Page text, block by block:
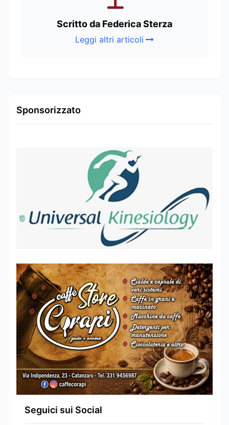
Scritto da Federica Sterza
Leggi altri articoli
Sponsorizzato
Seguici sui Social